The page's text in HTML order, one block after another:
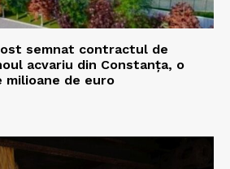
semnat contractul de
acvariu din Constanța, o
milioane de euro